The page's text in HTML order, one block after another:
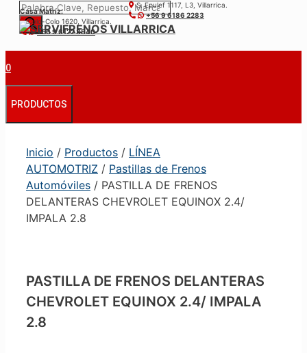
Casa Matríz:
Colo-Colo 1620, Villarrica.
+56 9 6122 3840
S. Epulef 1117, L3, Villarrica.
+56 9 6186 2283
0
PRODUCTOS
Inicio / Productos / LÍNEA
AUTOMOTRIZ / Pastillas de Frenos
Automóviles / PASTILLA DE FRENOS
DELANTERAS CHEVROLET EQUINOX 2.4/
IMPALA 2.8
PASTILLA DE FRENOS DELANTERAS
CHEVROLET EQUINOX 2.4/ IMPALA
2.8